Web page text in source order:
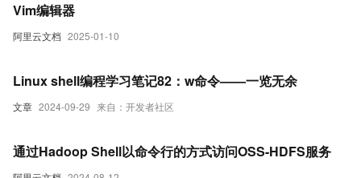
阿里云文档 2025-01-10
Vim编辑器
文章 2024-09-29 来自：开发者社区
Linux shell编程学习笔记82：w命令——一览无余
通过Hadoop Shell以命令行的方式访问OSS-HDFS服务